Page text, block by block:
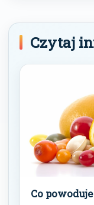
Czytaj
Co